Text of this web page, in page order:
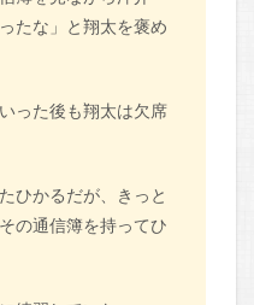
たな」と翔太を褒め
った後も翔太は欠席
ひかるだが、きっと
の通信簿を持ってひ